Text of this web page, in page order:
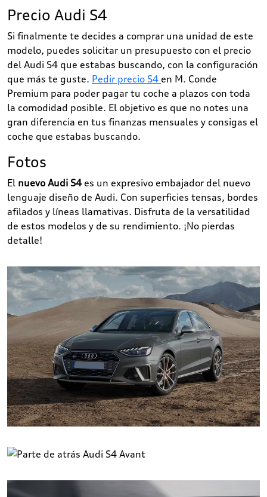
Precio Audi S4
Si finalmente te decides a comprar una unidad de este
modelo, puedes solicitar un presupuesto con el precio
del Audi S4 que estabas buscando, con la configuración
que más te guste. Pedir precio S4 en M. Conde
Premium para poder pagar tu coche a plazos con toda
la comodidad posible. El objetivo es que no notes una
gran diferencia en tus finanzas mensuales y consigas el
coche que estabas buscando.
Fotos
El nuevo Audi S4es un expresivo embajador del nuevo
lenguaje diseño de Audi. Con superficies tensas, bordes
afilados y líneas llamativas. Disfruta de la versatilidad
de estos modelos y de su rendimiento. ¡No pierdas
detalle!